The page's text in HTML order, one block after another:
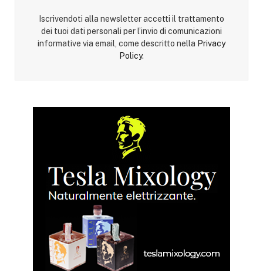
Iscrivendoti alla newsletter accetti il trattamento
dei tuoi dati personali per l’invio di comunicazioni
informative via email, come descritto nella Privacy
Policy.